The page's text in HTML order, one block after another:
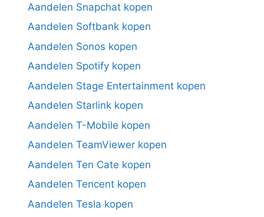
Aandelen Snapchat kopen
Aandelen Softbank kopen
Aandelen Sonos kopen
Aandelen Spotify kopen
Aandelen Stage Entertainment kopen
Aandelen Starlink kopen
Aandelen T-Mobile kopen
Aandelen TeamViewer kopen
Aandelen Ten Cate kopen
Aandelen Tencent kopen
Aandelen Tesla kopen